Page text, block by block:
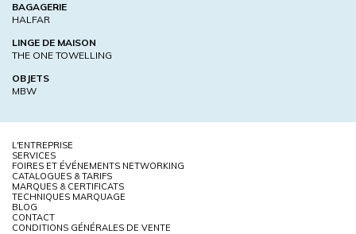
BAGAGERIE
HALFAR
LINGE DE MAISON
THE ONE TOWELLING
OBJETS
MBW
L'ENTREPRISE
SERVICES
FOIRES ET ÉVÉNEMENTS NETWORKING
CATALOGUES & TARIFS
MARQUES & CERTIFICATS
TECHNIQUES MARQUAGE
BLOG
CONTACT
CONDITIONS GÉNÉRALES DE VENTE